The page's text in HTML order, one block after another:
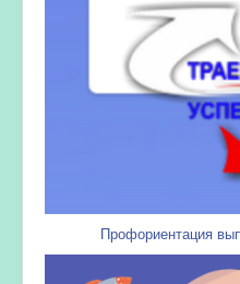
Профориентация